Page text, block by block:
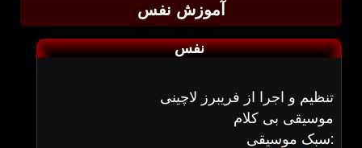
آموزش نفس
نفس
تنظیم و اجرا از فریبرز لاچینی
موسیقی بی کلام
سبک موسیقی: